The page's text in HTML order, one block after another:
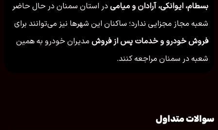
بسطام، ایوانكی، آرادان و میامی در استان سمنان در حال حاضر
شعبه مجاز مجزایی ندارد؛ ساکنان این شهرها نیز می‌توانند برای
فروش خودرو و خدمات پس از فروش مدیران خودرو به همین
شعبه در سمنان مراجعه کنند.
سوالات متداول